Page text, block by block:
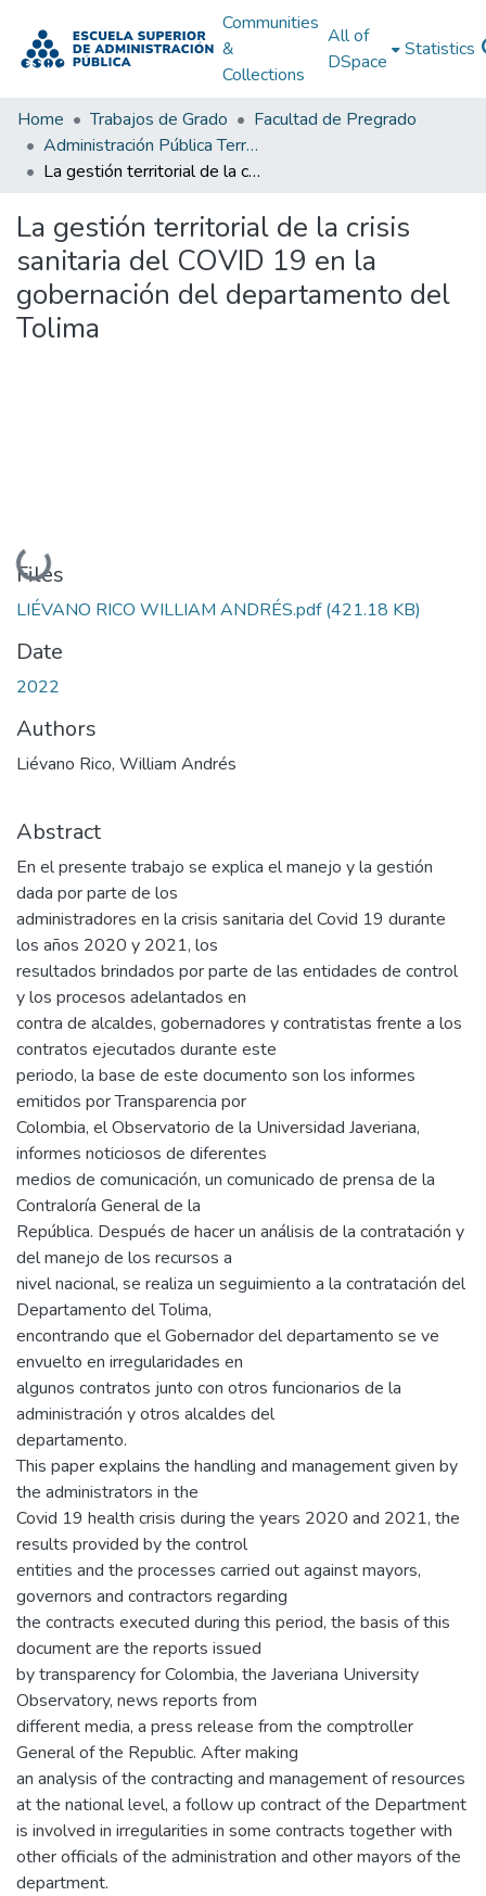
Communities
&
Collections
All of
DSpace
Statistics
Home Trabajos de Grado
Facultad de Pregrado
Administración Pública Territorial (APT)
La gestión territorial de la crisis sanitaria del COVID 19 en la gobernación del departamento del Tolima
La gestión territorial de la crisis
sanitaria del COVID 19 en la
gobernación del departamento del
Tolima
Loading...
Files
LIÉVANO RICO WILLIAM ANDRÉS.pdf(421.18 KB)
Date
2022
Authors
Liévano Rico, William Andrés
Abstract
En el presente trabajo se explica el manejo y la gestión
dada por parte de los
administradores en la crisis sanitaria del Covid 19 durante
los años 2020 y 2021, los
resultados brindados por parte de las entidades de control
y los procesos adelantados en
contra de alcaldes, gobernadores y contratistas frente a los
contratos ejecutados durante este
periodo, la base de este documento son los informes
emitidos por Transparencia por
Colombia, el Observatorio de la Universidad Javeriana,
informes noticiosos de diferentes
medios de comunicación, un comunicado de prensa de la
Contraloría General de la
República. Después de hacer un análisis de la contratación y
del manejo de los recursos a
nivel nacional, se realiza un seguimiento a la contratación del
Departamento del Tolima,
encontrando que el Gobernador del departamento se ve
envuelto en irregularidades en
algunos contratos junto con otros funcionarios de la
administración y otros alcaldes del
departamento.
This paper explains the handling and management given by
the administrators in the
Covid 19 health crisis during the years 2020 and 2021, the
results provided by the control
entities and the processes carried out against mayors,
governors and contractors regarding
the contracts executed during this period, the basis of this
document are the reports issued
by transparency for Colombia, the Javeriana University
Observatory, news reports from
different media, a press release from the comptroller
General of the Republic. After making
an analysis of the contracting and management of resources
at the national level, a follow up contract of the Department
is involved in irregularities in some contracts together with
other officials of the administration and other mayors of the
department.